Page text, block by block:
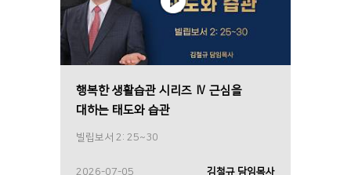
행복한 생활습관 시리즈 Ⅳ 근심을
대하는 태도와 습관
빌립보서 2: 25~30
2026-07-05 김철규 담임목사